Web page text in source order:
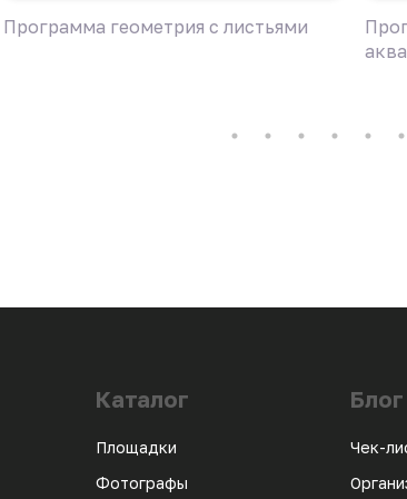
Программа геометрия с листьями
Каталог
Площадки
Фотографы
Блог
Чек-